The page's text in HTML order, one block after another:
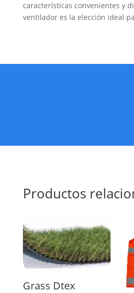
características convenientes y
ventilador es la elección ideal
Productos
Grass Dtex